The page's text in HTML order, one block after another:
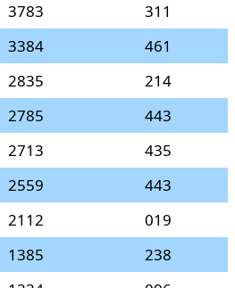
3783
311
3384
461
2835
214
2785
443
2713
435
2559
443
2112
019
1385
238